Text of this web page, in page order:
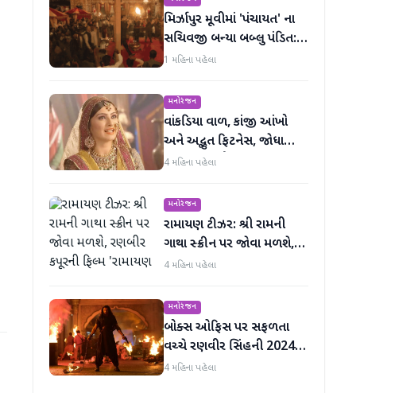
મિર્ઝાપુર મૂવીમાં 'પંચાયત' ના
સચિવજી બન્યા બબ્લુ પંડિત:
રવિ કિશનની ધમાકેદાર એન્ટ્રી
1 મહિના પહેલા
મનોરંજન
વાંકડિયા વાળ, કાંજી આંખો
અને અદ્ભુત ફિટનેસ, જોધા
અકબરની રુકૈયા બેગમ 13
4 મહિના પહેલા
મનોરંજન
રામાયણ ટીઝર: શ્રી રામની
ગાથા સ્ક્રીન પર જોવા મળશે,
રણબીર કપૂરની ફિલ્મ
અદભૂત છે
4 મહિના પહેલા
મનોરંજન
બોક્સ ઓફિસ પર સફળતા
વચ્ચે રણવીર સિંહની 2024 X
પોસ્ટ 'ધૂરંધરને 'વ્યક્તિગત' કહે
4 મહિના પહેલા